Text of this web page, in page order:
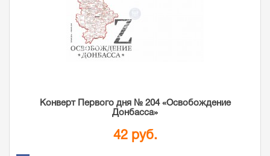
Конверт Первого дня № 204 «Освобождение
Донбасса»
42 руб.